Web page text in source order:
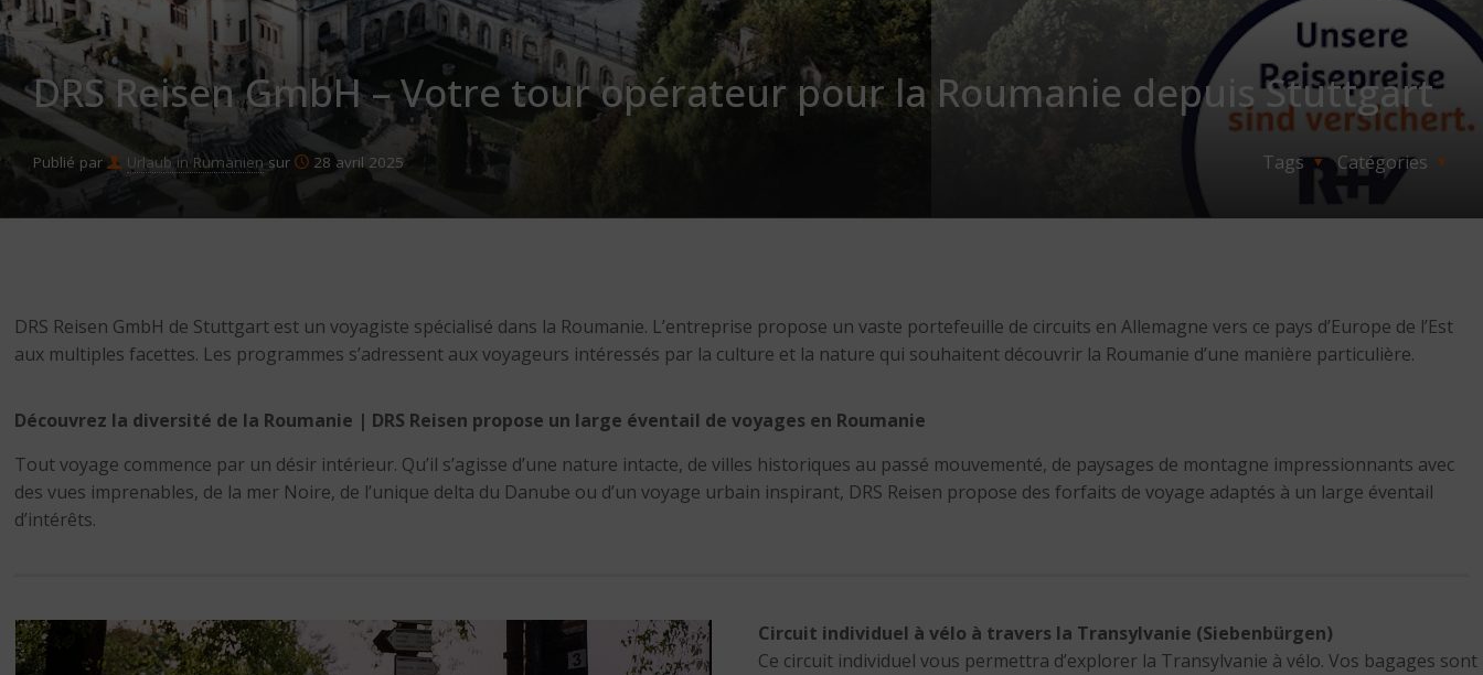
DRS Reisen GmbH – Votre tour opérateur pour la Roumanie depuis Stuttgart
Publié par Urlaub in Rumänien sur 28 avril 2025 Catégories
Tags
DRS Reisen GmbH de Stuttgart est un voyagiste spécialisé dans la Roumanie. L’entreprise propose un vaste portefeuille de circuits en Allemagne vers ce pays d’Europe de l’Est
aux multiples facettes. Les programmes s’adressent aux voyageurs intéressés par la culture et la nature qui souhaitent découvrir la Roumanie d’une manière particulière.
Découvrez la diversité de la Roumanie | DRS Reisen propose un large éventail de voyages en Roumanie
Tout voyage commence par un désir intérieur. Qu’il s’agisse d’une nature intacte, de villes historiques au passé mouvementé, de paysages de montagne impressionnants avec
des vues imprenables, de la mer Noire, de l’unique delta du Danube ou d’un voyage urbain inspirant, DRS Reisen propose des forfaits de voyage adaptés à un large éventail
d’intérêts.
Circuit individuel à vélo à travers la Transylvanie (Siebenbürgen)
Ce circuit individuel vous permettra d’explorer la Transylvanie à vélo. Vos bagages sont